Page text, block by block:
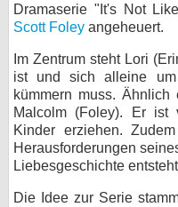
Dramaserie "It's Not
Scott Foley angeheuert.
Im Zentrum steht Lori
ist und sich alleine
kümmern muss.
Malcolm (Foley). Er ist
Kinder erziehen.
Herausforderungen
Liebesgeschichte
Die Idee zur Serie